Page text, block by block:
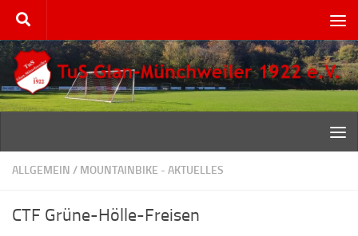
Zum Inhalt springen
ALLGEMEIN / MOUNTAINBIKE - AKTUELLES
CTF Grüne-Hölle-Freisen